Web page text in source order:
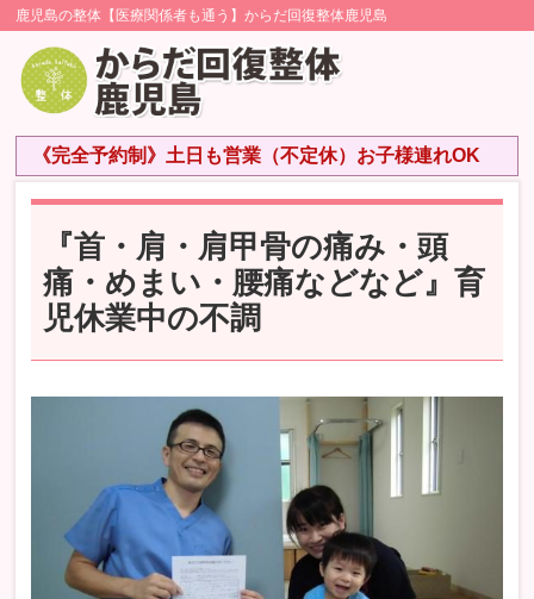
鹿児島の整体【医療関係者も通う】からだ回復整体鹿児島
《完全予約制》土日も営業（不定休）お子様連れOK
『首・肩・肩甲骨の痛み・頭
痛・めまい・腰痛などなど』育
児休業中の不調